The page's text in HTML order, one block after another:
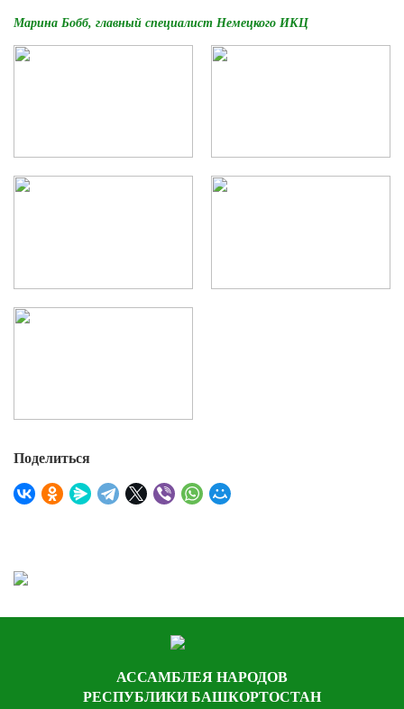
Марина Бобб, главный специалист Немецкого ИКЦ
Поделиться
АССАМБЛЕЯ НАРОДОВ
РЕСПУБЛИКИ БАШКОРТОСТАН